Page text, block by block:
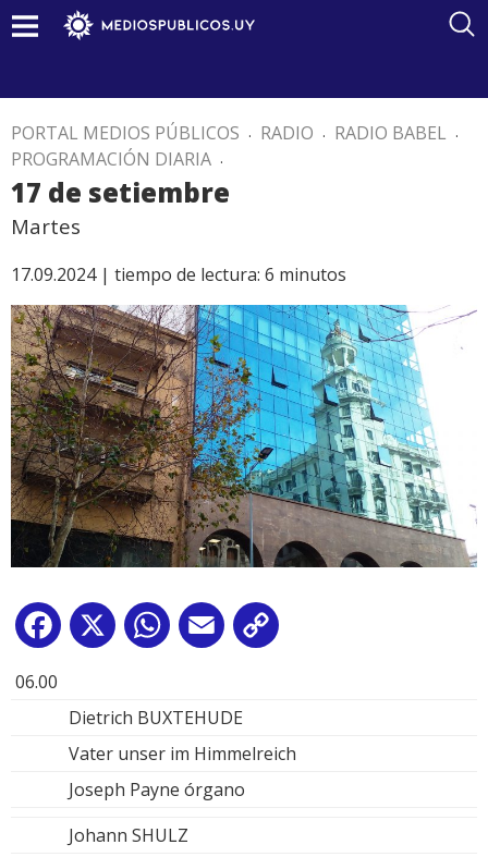
PORTAL MEDIOS PÚBLICOS . RADIO . RADIO BABEL .
PROGRAMACIÓN DIARIA .
17 de setiembre
Martes
17.09.2024 | tiempo de lectura: 6 minutos
Facebook
X WhatsApp
Email
06.00
Dietrich BUXTEHUDE
Vater unser im Himmelreich
Joseph Payne órgano
Johann SHULZ